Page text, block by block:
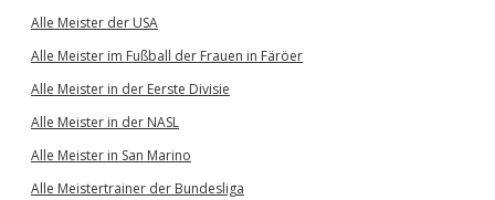
Alle Meister der USA
Alle Meister im Fußball der Frauen in Färöer
Alle Meister in der Eerste Divisie
Alle Meister in der NASL
Alle Meister in San Marino
Alle Meistertrainer der Bundesliga